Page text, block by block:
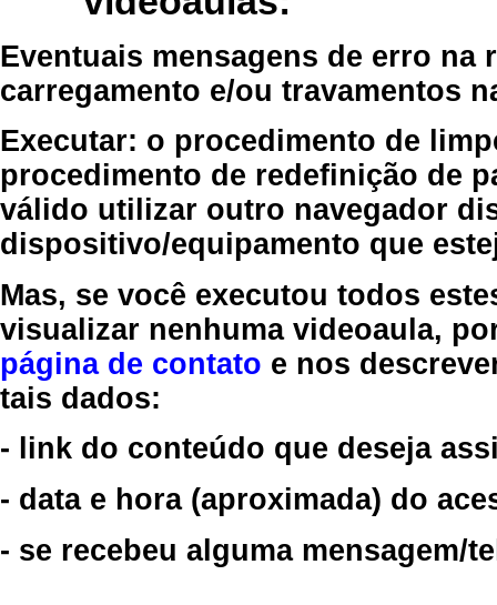
Eventuais mensagens de erro
carregamento e/ou travamentos
Executar: o procedimento de
procedimento de redefinição de
válido utilizar outro navegador
dispositivo/equipamento que
Mas, se você executou todos
visualizar nenhuma videoaula,
página de contato e nos
tais dados:
- link do conteúdo que deseja
- data e hora (aproximada) do
- se recebeu alguma mensagem/